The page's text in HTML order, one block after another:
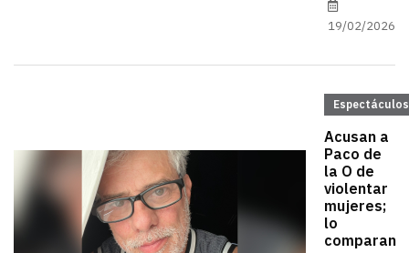
19/02/2026
Espectáculos
Acusan a
Paco de
la O de
violentar
mujeres;
lo
comparan